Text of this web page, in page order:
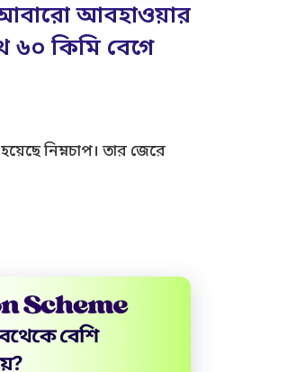
আবহাওয়ার
৬০ কিমি বেগে
নিম্নচাপ। তার জেরে